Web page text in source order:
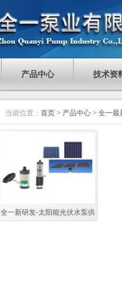
产品中心 技术资
当前位置： 首页 > 产品中心 > 全一最
全一新研发-太阳能光伏水泵供